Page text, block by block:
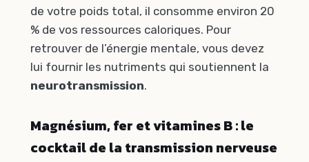
de votre poids total, il consomme environ 20
% de vos ressources caloriques. Pour
retrouver de l’énergie mentale, vous devez
lui fournir les nutriments qui soutiennent la
neurotransmission.
Magnésium, fer et vitamines B : le
cocktail de la transmission nerveuse